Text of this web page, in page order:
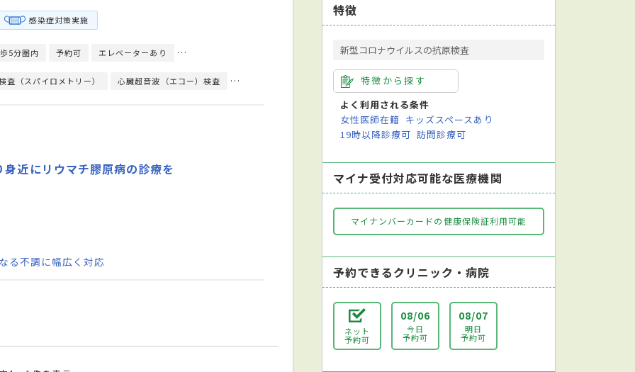
感染症対策実施
5分圏内 予約可 エレベーターあり クレジットカード対応 日本内科学会総合内科専門医
査（スパイロメトリー） 心臓超音波（エコー）検査 心電図検査 舌下免疫療法 超音波検査
近にリウマチ膠原病の診療を
る不調に幅広く対応
特徴
新型コロナウイルスの抗原検査
特徴から探す
よく利用される条件
女性医師在籍 キッズスペースあり
19時以降診療可 訪問診療可
マイナ受付対応可能な医療機関
マイナンバーカードの健康保険証利用可能
予約できるクリニック・病院
ネット
予約可
08/06
今日
予約可
08/07
明日
予約可